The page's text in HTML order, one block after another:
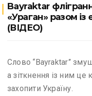
Bayraktar
«Ураган» разом із
(ВІДЕО)
Слово “Bayraktar”
а зіткнення із ним це
захопити Україну.